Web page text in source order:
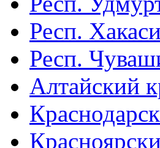
Респ.
Респ.
Алтайский